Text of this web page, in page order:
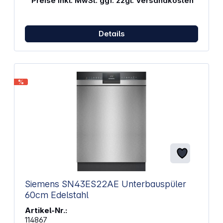
beladen mit dem Komfort Plus Korbsystem
glänzend sauberes Geschirr Home Connect für
Steuerung per App über dein Smartphone
varioSpeed Plus verkürzt die Spülzeit bei vollem
Reinigungsergebnis autoOpen dry für
Kindersicherung und Tastensperre Abmessungen
(BxHxT): 59,8 x 81,5 x 57,3 cm Gewicht: 35,4 kg
Details
%
Siemens SN43ES22AE Unterbauspüler
60cm Edelstahl
Artikel-Nr.:
114867